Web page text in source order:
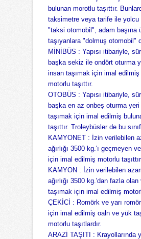
bulunan morotlu taşıttır.
taksimetre veya tarife ile yolcu
"taksi otomobil", adam başına
taşıyanlara "dolmuş otomobil"
MİNİBÜS : Yapısı itibariyle,
başka sekiz ile ondört oturma
insan taşımak için imal edilmiş
motorlu taşıttır.
OTOBÜS : Yapısı itibariyle,
başka en az onbeş oturma
taşımak için imal edilmiş
taşıttır. Troleybüsler de bu
KAMYONET : İzin verilebilen
ağırlığı 3500 kg.'ı geçmeyen
için imal edilmiş motorlu
KAMYON : İzin verilebilen
ağırlığı 3500 kg.'dan fazla
taşımak için imal edilmiş
ÇEKİCİ : Romörk ve yarı
için imal edilmiş oaln ve yük
motorlu taşıtlardır.
ARAZİ TAŞITI : Krayollarında